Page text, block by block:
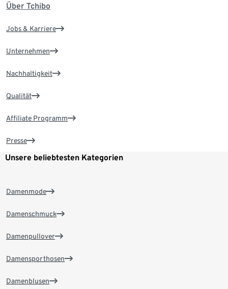
Über Tchibo
Jobs & Karriere
Unternehmen
Nachhaltigkeit
Qualität
Affiliate Programm
Presse
Unsere beliebtesten Kategorien
Damenmode
Damenschmuck
Damenpullover
Damensporthosen
Damenblusen